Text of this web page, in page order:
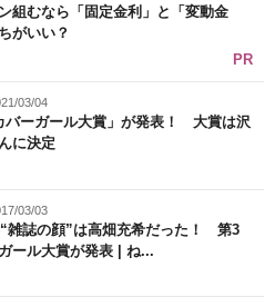
組むなら「固定金利」と「変動金
がいい？
PR
03/04
バーガール大賞」が発表！ 大賞は沢
に決定
03/03
雑誌の顔”は高畑充希だった！ 第3
ール大賞が発表 | ね...